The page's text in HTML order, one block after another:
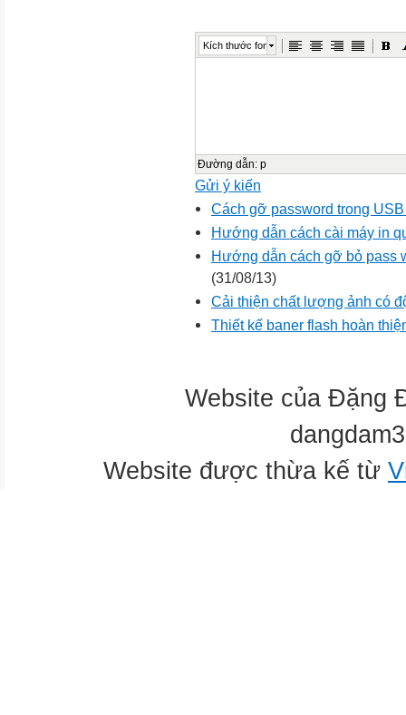
Kích thước font
Đường dẫn: p
Gửi ý kiến
Cách gỡ password trong
Hướng dẫn cách cài máy in
Hướng dẫn cách gỡ bỏ pass
(31/08/13)
Cải thiện chất lượng ảnh có
Thiết kế baner flash hoàn
Website của Đặng
Website được thừa kế từ